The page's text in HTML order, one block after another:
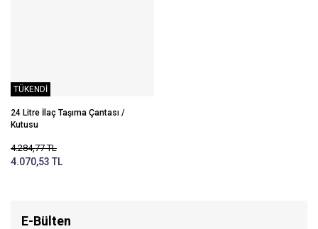
TÜKENDİ
24 Litre İlaç Taşıma Çantası /
Kutusu
4.284,77 TL
4.070,53 TL
E-Bülten